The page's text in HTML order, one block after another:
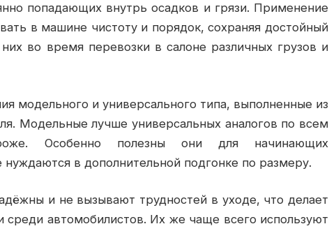
попадающих внутрь осадков и грязи. Применение
в машине чистоту и порядок, сохраняя достойный
во время перевозки в салоне различных грузов и
модельного и универсального типа, выполненные из
Модельные лучше универсальных аналогов по всем
Особенно полезны они для начинающих
нуждаются в дополнительной подгонке по размеру.
и не вызывают трудностей в уходе, что делает
среди автомобилистов. Их же чаще всего используют